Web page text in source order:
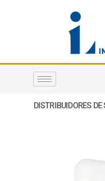
DISTRIBUIDORES DE